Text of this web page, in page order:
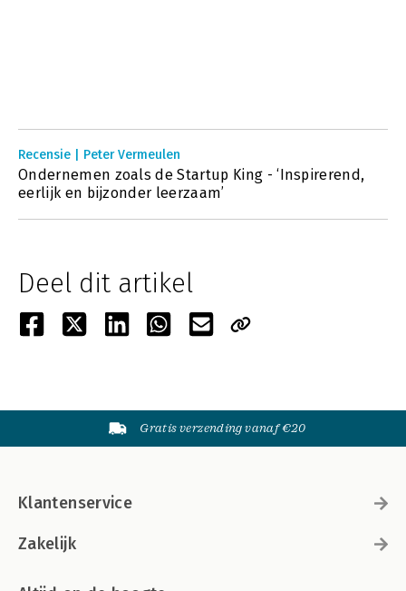
Recensie | Peter Vermeulen
Ondernemen zoals de Startup King - ‘Inspirerend,
eerlijk en bijzonder leerzaam’
Deel dit artikel
Gratis verzending vanaf €20
Klantenservice
Zakelijk